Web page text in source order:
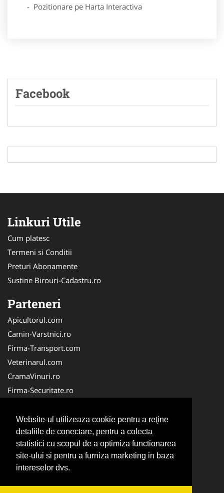
Website-ul utilizeaza cookie pentru a reţine
detaliile de conectare, pentru a colecta
statistici cu scopul de a optimiza functionarea
site-ului si pentru a furniza marketing in baza
intereselor dvs.
- Pozitionare pe Harta Interactiva
Facebook
Linkuri Utile
Cum platesc
Termeni si Conditii
Preturi Abonamente
Sustine Birouri-Cadastru.ro
Parteneri
Apicultorul.com
Camin-Varstnici.ro
Firma-Transport.com
Veterinarul.com
CramaVinuri.ro
Firma-Securitate.ro
Service-Reparatii.com
Cardiologul.ro
CentraleBoilere.ro
CentruInchirieri.ro